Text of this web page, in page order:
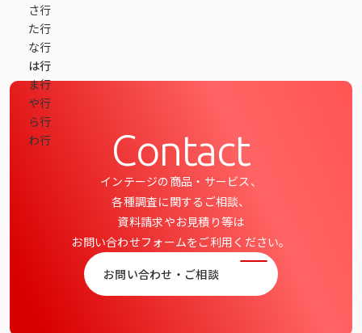
データ解析・予測
マーケティング支援
マーケティングDX
課題から探す
市場・顧客理解に関する課題
戦略設計に関する課題
商品／サービス開発に関する課題
施策実行に関する課題
モニタリング／フォローに関する課題
さ行
た行
な行
は行
ま行
や行
ら行
わ行
Contact
インテージの商品・サービス、
各種調査に関するご相談、
資料請求やお見積り等は
お問い合わせフォームをご利用ください。
お問い合わせ・ご相談